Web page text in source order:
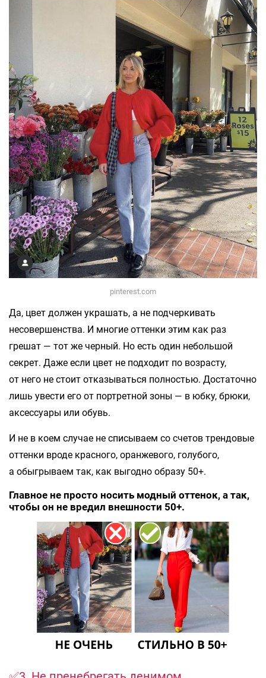
pinterest.com
Да, цвет должен украшать, а не подчеркивать
несовершенства. И многие оттенки этим как раз
грешат — тот же черный. Но есть один небольшой
секрет. Даже если цвет не подходит по возрасту,
от него не стоит отказываться полностью. Достаточно
лишь увести его от портретной зоны — в юбку, брюки,
аксессуары или обувь.
И не в коем случае не списываем со счетов трендовые
оттенки вроде красного, оранжевого, голубого,
а обыгрываем так, как выгодно образу 50+.
Главное не просто носить модный оттенок, а так,
чтобы он не вредил внешности 50+.